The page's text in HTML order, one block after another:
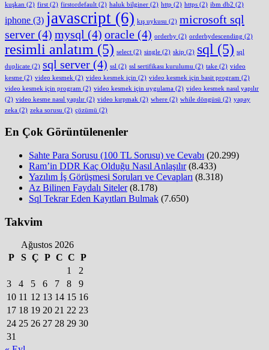
kuşkan (2) first (2) firstordefault (2) haluk bilginer (2) http (2) https (2) ibm db2 (2)
iphone (3) javascript (6) kış uykusu (2) microsoft sql
server (4) mysql (4) oracle (4) orderby (2) orderbydescending (2)
resimli anlatım (5) select (2) single (2) skip (2) sql (5) sql
duplicate (2) sql server (4) ssl (2) ssl sertifikası kurulumu (2) take (2) video
kesme (2) video kesmek (2) video kesmek için (2) video kesmek için basit program (2)
video kesmek için program (2) video kesmek için uygulama (2) video kesmek nasıl yapılır
(2) video kesme nasıl yapılır (2) video kırpmak (2) where (2) while döngüsü (2) yapay
zeka (2) zeka sorusu (2) çözümü (2)
En Çok Görüntülenenler
Sahte Para Sorusu (100 TL Sorusu) ve Cevabı (20.299)
Ram’in DDR Kaç Olduğu Nasıl Anlaşılır (8.433)
Yazılım İş Görüşmesi Soruları ve Cevapları (8.318)
Az Bilinen Faydalı Siteler (8.178)
Sql Tekrar Eden Kayıtları Bulmak (7.650)
Takvim
Ağustos 2026
P
S Ç P C C P
1
2
3
4 5 6 7 8
9
10 11 12 13 14 15 16
17 18 19 20 21 22 23
24 25 26 27 28 29 30
31